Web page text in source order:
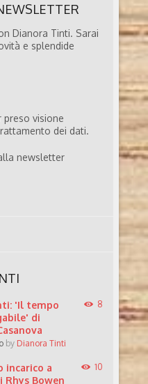
Dianora Tinti. Sarai
e splendide
preso visione
dei dati.
newsletter
'Il tempo
di
by Dianora Tinti
8
incarico a
Rhys Bowen
10